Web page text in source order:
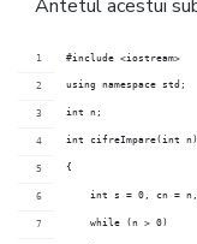
Antetul acestui
#include <iostream>
using namespace std;
int n;
int s = 0, cn =